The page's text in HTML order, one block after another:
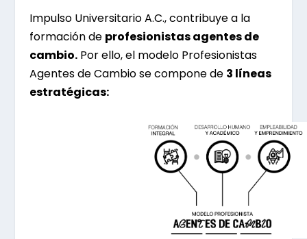
Impulso Universitario A.C., contribuye a la
formación de profesionistas agentes de
cambio.Por ello, el modelo Profesionistas
Agentes de Cambio se compone de 3 líneas
estratégicas: